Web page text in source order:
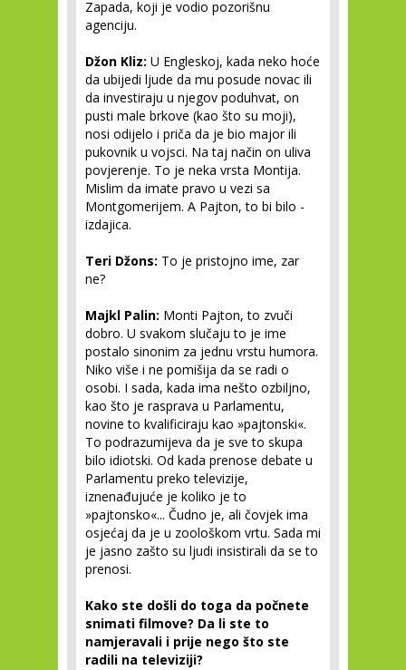
Zapada, koji je vodio pozorišnu
agenciju.
Džon Kliz: U Engleskoj, kada neko hoće
da ubijedi ljude da mu posude novac ili
da investiraju u njegov poduhvat, on
pusti male brkove (kao što su moji),
nosi odijelo i priča da je bio major ili
pukovnik u vojsci. Na taj način on uliva
povjerenje. To je neka vrsta Montija.
Mislim da imate pravo u vezi sa
Montgomerijem. A Pajton, to bi bilo -
izdajica.
Teri Džons: To je pristojno ime, zar
ne?
Majkl Palin: Monti Pajton, to zvuči
dobro. U svakom slučaju to je ime
postalo sinonim za jednu vrstu humora.
Niko više i ne pomišija da se radi o
osobi. I sada, kada ima nešto ozbiljno,
kao što je rasprava u Parlamentu,
novine to kvalificiraju kao »pajtonski«.
To podrazumijeva da je sve to skupa
bilo idiotski. Od kada prenose debate u
Parlamentu preko televizije,
iznenađujuće je koliko je to
»pajtonsko«... Čudno je, ali čovjek ima
osjećaj da je u zoološkom vrtu. Sada mi
je jasno zašto su ljudi insistirali da se to
prenosi.
Kako ste došli do toga da počnete
snimati filmove? Da li ste to
namjeravali i prije nego što ste
radili na televiziji?